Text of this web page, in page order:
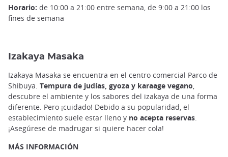
Horario: de 10:00 a 21:00 entre semana, de 9:00 a 21:00 los
fines de semana
Izakaya Masaka
Izakaya Masaka se encuentra en el centro comercial Parco de
Shibuya. Tempura de judías, gyoza y karaage vegano,
descubre el ambiente y los sabores del izakaya de una forma
diferente. Pero ¡cuidado! Debido a su popularidad, el
establecimiento suele estar lleno y no acepta reservas.
¡Asegúrese de madrugar si quiere hacer cola!
MÁS INFORMACIÓN